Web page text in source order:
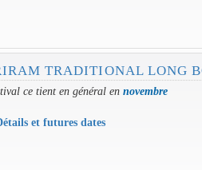
TRADITIONAL LONG
ce tient en général en novembre
et futures dates